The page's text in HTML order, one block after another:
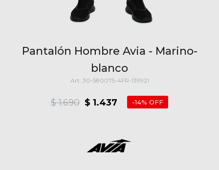
Pantalón Hombre Avia - Marino-
blanco
30-580075-4FR-139921
$ 1.437
$ 1.690 14